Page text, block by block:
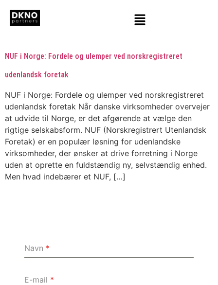
NUF i Norge: Fordele og ulemper ved norskregistreret
udenlandsk foretak
NUF i Norge: Fordele og ulemper ved norskregistreret
udenlandsk foretak Når danske virksomheder overvejer
at udvide til Norge, er det afgørende at vælge den
rigtige selskabsform. NUF (Norskregistrert Utenlandsk
Foretak) er en populær løsning for udenlandske
virksomheder, der ønsker at drive forretning i Norge
uden at oprette en fuldstændig ny, selvstændig enhed.
Men hvad indebærer et NUF, […]
Navn *
E-mail *